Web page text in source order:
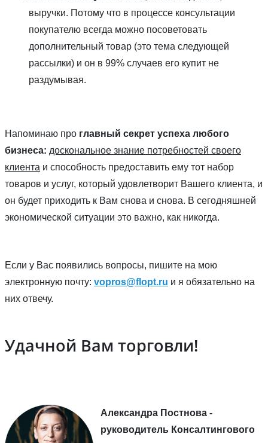
выручки. Потому что в процессе консультации
покупателю всегда можно посоветовать
дополнительный товар (это тема следующей
рассылки) и он в 99% случаев его купит не
раздумывая.
Напоминаю про главный секрет успеха любого
бизнеса: доскональное знание потребностей своего
клиента и способность предоставить ему тот набор
товаров и услуг, который удовлетворит Вашего клиента, и
он будет приходить к Вам снова и снова. В сегодняшней
экономической ситуации это важно, как никогда.
Если у Вас появились вопросы, пишите на мою
электронную почту: vopros@flopt.ru и я обязательно на
них отвечу.
Удачной Вам торговли!
Александра Постнова -
руководитель Консалтингового